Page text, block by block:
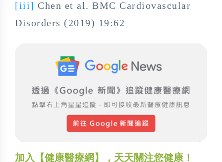
[iii] Chen et al. BMC Cardiovascular
Disorders (2019) 19:62
加入【健康醫療網】，天天關注您健康！